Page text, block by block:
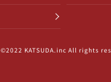
©2022 KATSUDA.inc All rights